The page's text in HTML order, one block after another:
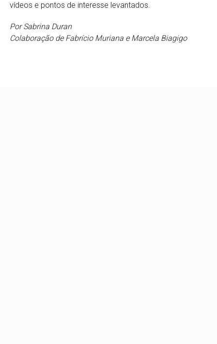
vídeos e pontos de interesse levantados.
Por Sabrina Duran
Colaboração de Fabrício Muriana e Marcela Biagigo